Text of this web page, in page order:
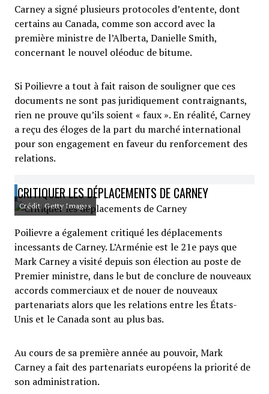
Carney a signé plusieurs protocoles d’entente, dont
certains au Canada, comme son accord avec la
première ministre de l’Alberta, Danielle Smith,
concernant le nouvel oléoduc de bitume.
Si Poilievre a tout à fait raison de souligner que ces
documents ne sont pas juridiquement contraignants,
rien ne prouve qu’ils soient « faux ». En réalité, Carney
a reçu des éloges de la part du marché international
pour son engagement en faveur du renforcement des
relations.
CRITIQUER LES DÉPLACEMENTS DE CARNEY
Crédit: Getty Images
Poilievre a également critiqué les déplacements
incessants de Carney. L’Arménie est le 21e pays que
Mark Carney a visité depuis son élection au poste de
Premier ministre, dans le but de conclure de nouveaux
accords commerciaux et de nouer de nouveaux
partenariats alors que les relations entre les États-
Unis et le Canada sont au plus bas.
Au cours de sa première année au pouvoir, Mark
Carney a fait des partenariats européens la priorité de
son administration.